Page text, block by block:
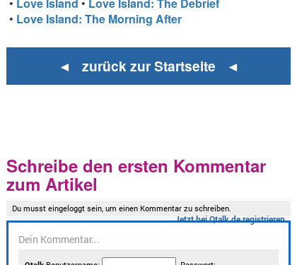
• Love Island: The Morning After
◄ zurück zur Startseite ◄
Schreibe den ersten Kommentar
zum Artikel